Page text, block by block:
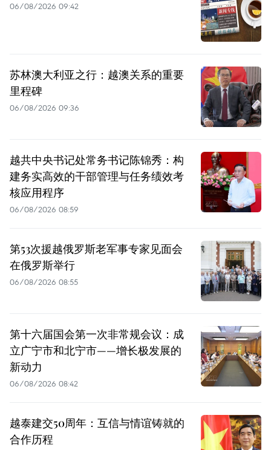
06/08/2026 09:42
苏林澳大利亚之行：越澳关系的重要
里程碑
06/08/2026 09:36
越共中央书记处常务书记陈锦秀：构
建务实高效的干部管理与任务绩效考
核应用程序
06/08/2026 08:59
第53次援越俄罗斯老军事专家见面会
在俄罗斯举行
06/08/2026 08:55
第十六届国会第一次非常规会议：成
立广宁市和北宁市——增长极发展的
新动力
06/08/2026 08:42
越泰建交50周年：互信与情谊铸就的
合作历程